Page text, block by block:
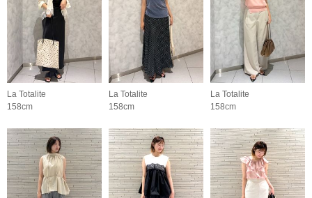
La Totalite
158cm
La Totalite
158cm
La Totalite
158cm